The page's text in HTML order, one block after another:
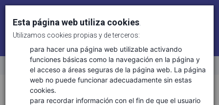
Sectores Ciencias de la vida
Esta página web utiliza cookies
Utilizamos cookies propias y de terceros:
para hacer una página web utilizable activando
funciones básicas como la navegación en la página y
el acceso a áreas seguras de la página web. La página
web no puede funcionar adecuadamente sin estas
cookies.
para recordar información con el fin de que el usuario